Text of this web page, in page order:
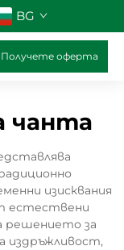
BG
Получете оферта
чанта
изисквания
естествени
решението за
издръжливост,